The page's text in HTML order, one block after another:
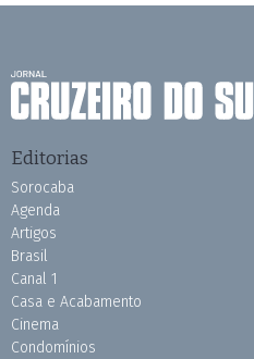
Editorias
Sorocaba
Agenda
Artigos
Brasil
Canal 1
Casa e Acabamento
Cinema
Condomínios